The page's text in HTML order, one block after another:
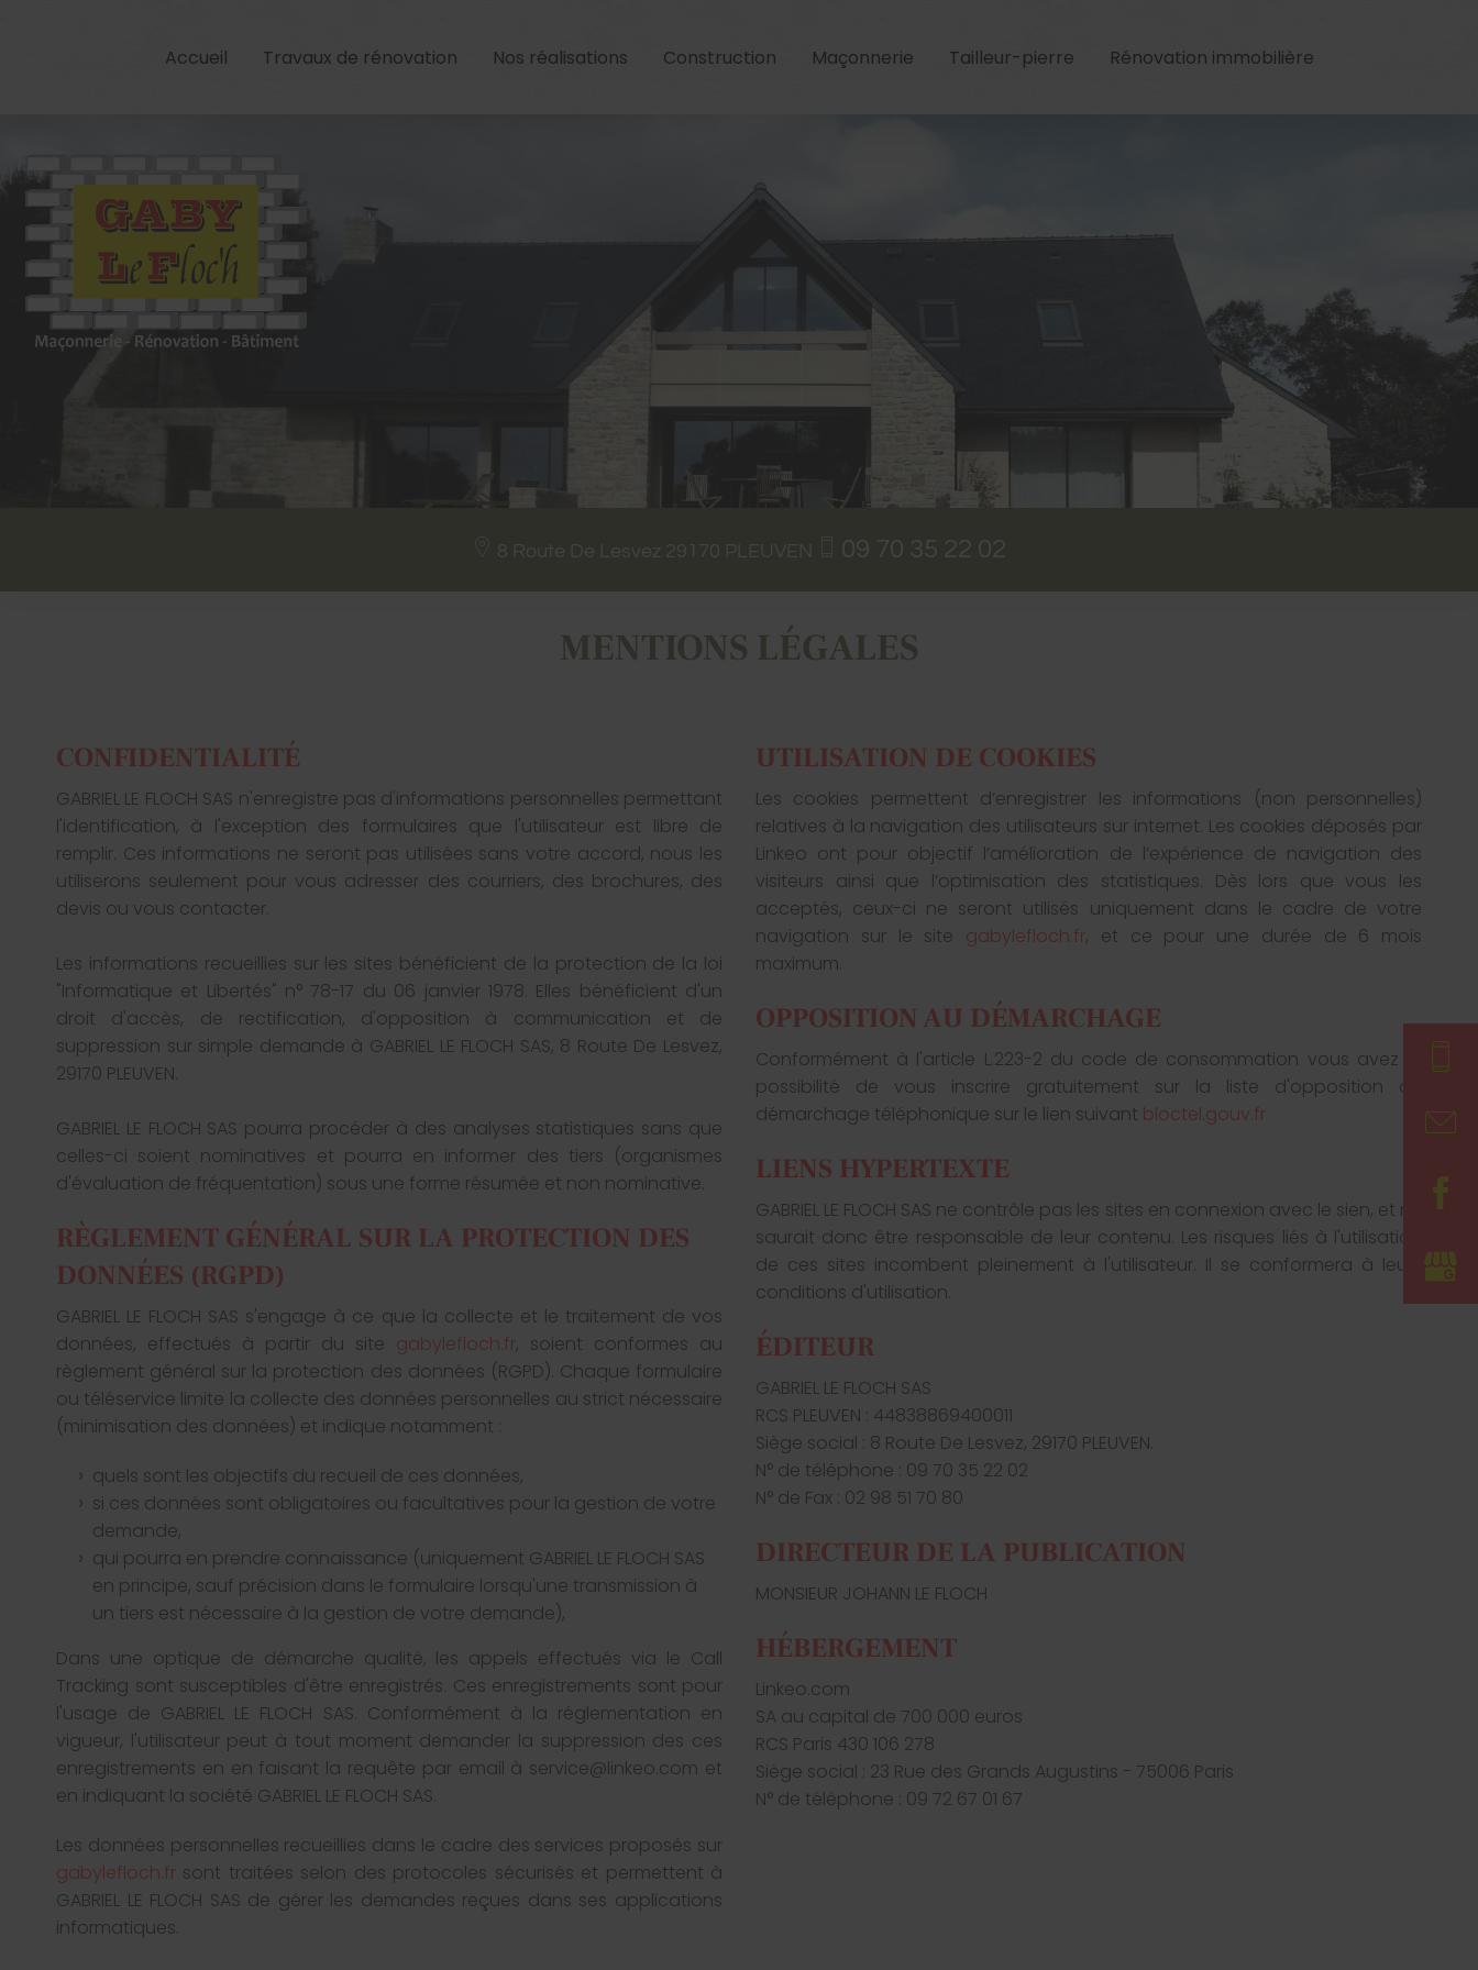
Accueil Travaux de rénovation Nos réalisations Construction Maçonnerie Tailleur-pierre Rénovation immobilière
8 Route De Lesvez 29170 PLEUVEN 09 70 35 22 02
MENTIONS LÉGALES
CONFIDENTIALITÉ
GABRIEL LE FLOCH SAS n'enregistre pas d'informations personnelles permettant
l'identification, à l'exception des formulaires que l'utilisateur est libre de
remplir. Ces informations ne seront pas utilisées sans votre accord, nous les
utiliserons seulement pour vous adresser des courriers, des brochures, des
devis ou vous contacter.
Les informations recueillies sur les sites bénéficient de la protection de la loi
"Informatique et Libertés" n° 78-17 du 06 janvier 1978. Elles bénéficient d'un
droit d'accès, de rectification, d'opposition à communication et de
suppression sur simple demande à GABRIEL LE FLOCH SAS, 8 Route De Lesvez,
29170 PLEUVEN.
GABRIEL LE FLOCH SAS pourra procéder à des analyses statistiques sans que
celles-ci soient nominatives et pourra en informer des tiers (organismes
d'évaluation de fréquentation) sous une forme résumée et non nominative.
RÈGLEMENT GÉNÉRAL SUR LA PROTECTION DES
DONNÉES (RGPD)
GABRIEL LE FLOCH SAS s'engage à ce que la collecte et le traitement de vos
données, effectués à partir du site gabylefloch.fr, soient conformes au
règlement général sur la protection des données (RGPD). Chaque formulaire
ou téléservice limite la collecte des données personnelles au strict nécessaire
(minimisation des données) et indique notamment :
quels sont les objectifs du recueil de ces données,
si ces données sont obligatoires ou facultatives pour la gestion de votre
demande,
qui pourra en prendre connaissance (uniquement GABRIEL LE FLOCH SAS
en principe, sauf précision dans le formulaire lorsqu'une transmission à
un tiers est nécessaire à la gestion de votre demande),
Dans une optique de démarche qualité, les appels effectués via le Call
Tracking sont susceptibles d'être enregistrés. Ces enregistrements sont pour
l'usage de GABRIEL LE FLOCH SAS. Conformément à la réglementation en
vigueur, l'utilisateur peut à tout moment demander la suppression des ces
enregistrements en en faisant la requête par email à service@linkeo.com et
en indiquant la société GABRIEL LE FLOCH SAS.
Les données personnelles recueillies dans le cadre des services proposés sur
gabylefloch.fr sont traitées selon des protocoles sécurisés et permettent à
GABRIEL LE FLOCH SAS de gérer les demandes reçues dans ses applications
informatiques.
UTILISATION DE COOKIES
Les cookies permettent d’enregistrer les informations (non personnelles)
relatives à la navigation des utilisateurs sur internet. Les cookies déposés par
Linkeo ont pour objectif l’amélioration de l’expérience de navigation des
visiteurs ainsi que l’optimisation des statistiques. Dès lors que vous les
acceptés, ceux-ci ne seront utilisés uniquement dans le cadre de votre
navigation sur le site gabylefloch.fr, et ce pour une durée de 6 mois
maximum.
OPPOSITION AU DÉMARCHAGE
Conformément à l'article L.223-2 du code de consommation vous avez la
possibilité de vous inscrire gratuitement sur la liste d'opposition au
démarchage téléphonique sur le lien suivant bloctel.gouv.fr
LIENS HYPERTEXTE
GABRIEL LE FLOCH SAS ne contrôle pas les sites en connexion avec le sien, et ne
saurait donc être responsable de leur contenu. Les risques liés à l'utilisation
de ces sites incombent pleinement à l'utilisateur. Il se conformera à leurs
conditions d'utilisation.
ÉDITEUR
GABRIEL LE FLOCH SAS
RCS PLEUVEN : 44838869400011
Siège social : 8 Route De Lesvez, 29170 PLEUVEN.
N° de téléphone : 09 70 35 22 02
N° de Fax : 02 98 51 70 80
DIRECTEUR DE LA PUBLICATION
MONSIEUR JOHANN LE FLOCH
HÉBERGEMENT
Linkeo.com
SA au capital de 700 000 euros
RCS Paris 430 106 278
Siège social : 23 Rue des Grands Augustins - 75006 Paris
N° de téléphone : 09 72 67 01 67